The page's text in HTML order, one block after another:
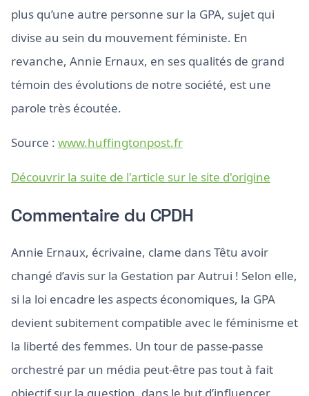
plus qu’une autre personne sur la GPA, sujet qui
divise au sein du mouvement féministe. En
revanche, Annie Ernaux, en ses qualités de grand
témoin des évolutions de notre société, est une
parole très écoutée.
Source : www.huffingtonpost.fr
Découvrir la suite de l'article sur le site d'origine
Commentaire du CPDH
Annie Ernaux, écrivaine, clame dans Têtu avoir
changé d’avis sur la Gestation par Autrui ! Selon elle,
si la loi encadre les aspects économiques, la GPA
devient subitement compatible avec le féminisme et
la liberté des femmes. Un tour de passe-passe
orchestré par un média peut-être pas tout à fait